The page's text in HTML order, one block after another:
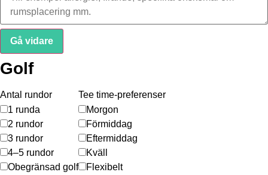
Gå vidare
Golf
Antal rundor
1 runda
2 rundor
3 rundor
4–5 rundor
Obegränsad golf
Tee time-preferenser
Morgon
Förmiddag
Eftermiddag
Kväll
Flexibelt